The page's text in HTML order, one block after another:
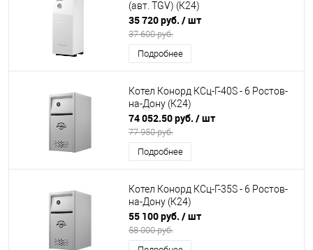
(авт. TGV) (К24)
35 720 руб. / шт
37 600 руб.
Подробнее
Котел Конорд КСц-Г-40S - 6 Ростов-
на-Дону (К24)
74 052.50 руб. / шт
77 950 руб.
Подробнее
Котел Конорд КСц-Г-35S - 6 Ростов-
на-Дону (К24)
55 100 руб. / шт
58 000 руб.